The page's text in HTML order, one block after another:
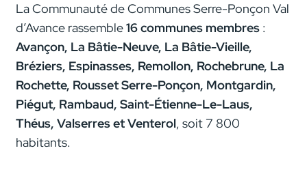
La Communauté de Communes Serre-Ponçon Val
d’Avance rassemble16 communes membres :
Avançon, La Bâtie-Neuve, La Bâtie-Vieille,
Bréziers, Espinasses, Remollon, Rochebrune, La
Rochette, Rousset Serre-Ponçon, Montgardin,
Piégut, Rambaud, Saint-Étienne-Le-Laus,
Théus, Valserres et Venterol, soit 7 800
habitants.